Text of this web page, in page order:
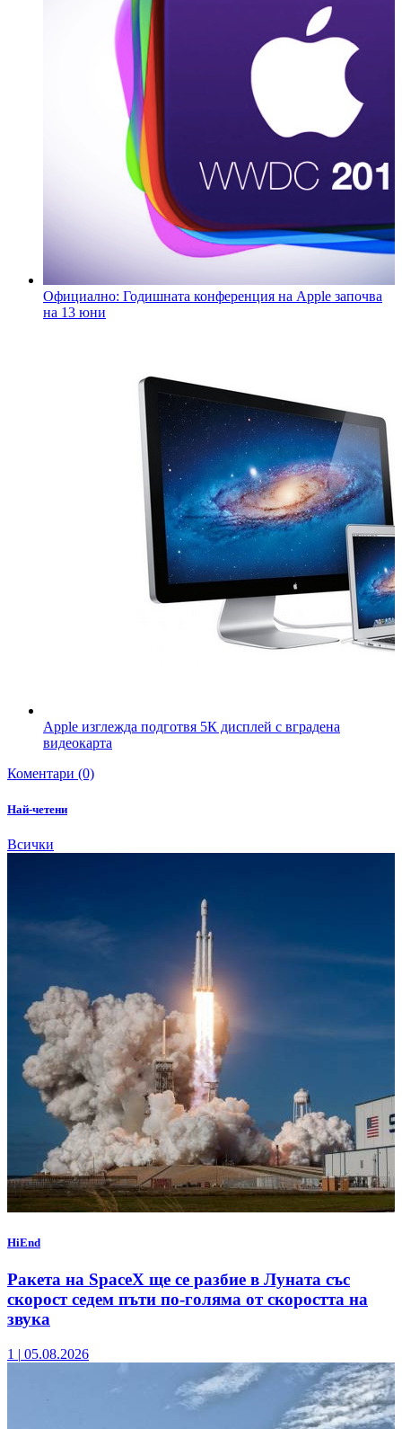
Официално: Годишната конференция на Apple започва
на 13 юни
Apple изглежда подготвя 5К дисплей с вградена
видеокарта
Коментари (0)
Най-четени
Всички
HiEnd
Ракета на SpaceX ще се разбие в Луната със
скорост седем пъти по-голяма от скоростта на
звука
1 | 05.08.2026